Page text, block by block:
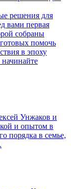
решения для
вами первая
собраны
помочь
в эпоху
Унжаков и
и опытом в
порядка в семье,